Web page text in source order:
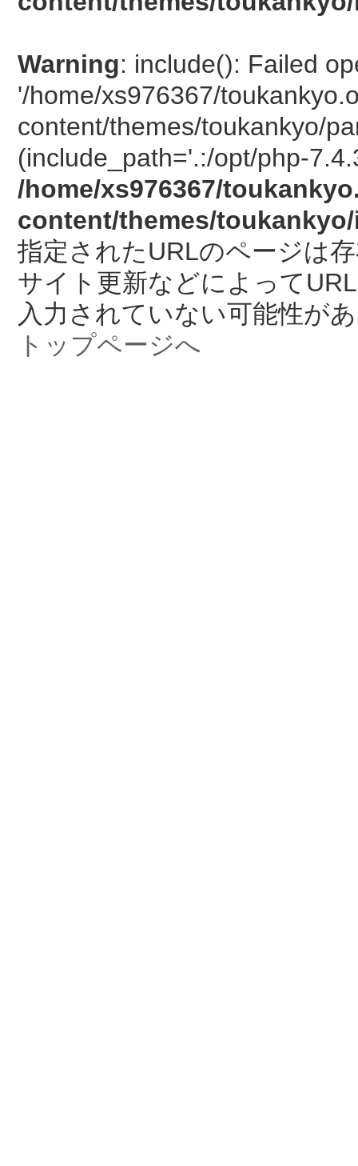
Warning: include(): Failed
'/home/xs976367/
content/themes/toukankyo/
(include_path='.:/opt/php-
/home/xs976367/
content/themes/
指定されたURLのページは
サイト更新などによって
入力されていない可能性が
トップページへ